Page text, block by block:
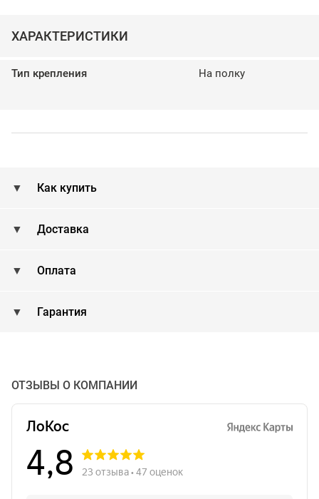
ХАРАКТЕРИСТИКИ
Тип крепления На полку
Как купить
Доставка
Оплата
Гарантия
ОТЗЫВЫ О КОМПАНИИ